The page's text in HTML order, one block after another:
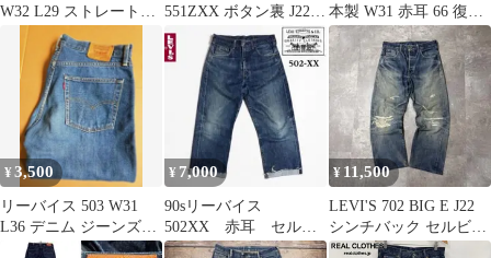
W32 L29 ストレートデ
ニム ジーンズ
551ZXX ボタン裏 J22
ピンク耳 W29
本製 W31 赤耳 66 復刻
ボタン
¥3,500
リーバイス 503 W31
L36 デニム ジーンズ
日本製
¥ 7,000
90sリーバイス
502XX 赤耳 セルビ
ッジデニム Big E 復
¥ 11,500
LEVI'S 702 BIG E J22
シンチバック セルビッ
チジーンズ 33